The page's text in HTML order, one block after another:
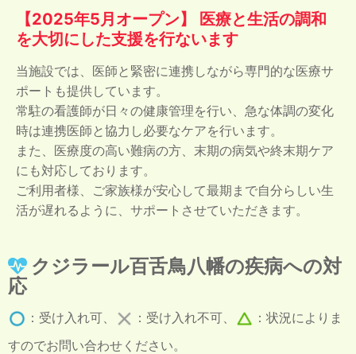
【2025年5月オープン】 医療と生活の調和
を大切にした支援を行ないます
当施設では、医師と緊密に連携しながら専門的な医療サ
ポートも提供しています。
常駐の看護師が日々の健康管理を行い、急な体調の変化
時は連携医師と協力し必要なケアを行います。
また、医療度の高い難病の方、末期の病気や終末期ケア
にも対応しております。
ご利用者様、ご家族様が安心して最期まで自分らしい生
活が遅れるように、サポートさせていただきます。
クジラール百舌鳥八幡の疾病への対
応
：受け入れ可、 ：受け入れ不可、
：状況によりま
すのでお問い合わせください。